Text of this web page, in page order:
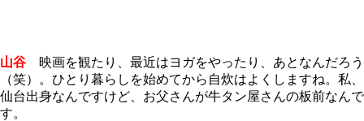
山谷 映画を観たり、最近はヨガをやったり、あとなんだろう
（笑）。ひとり暮らしを始めてから自炊はよくしますね。私、
仙台出身なんですけど、お父さんが牛タン屋さんの板前なんで
す。